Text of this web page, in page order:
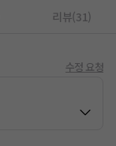
리뷰(31)
수정 요청